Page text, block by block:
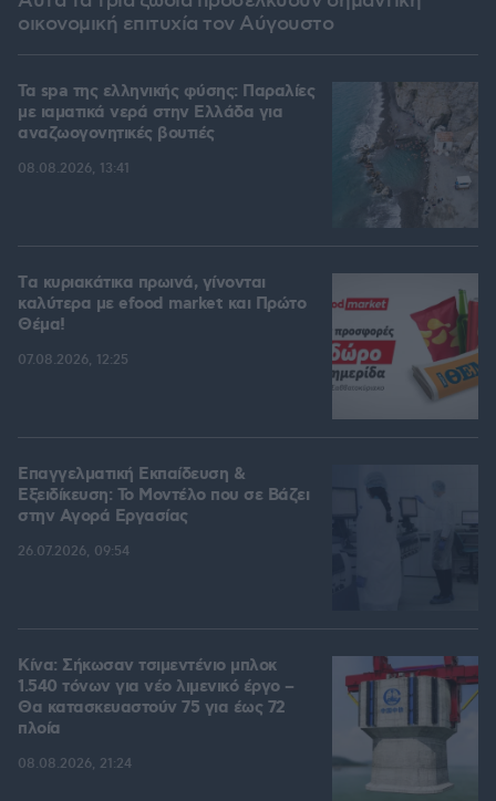
οικονομική επιτυχία τον Αύγουστο
Τα spa της ελληνικής φύσης: Παραλίες
με ιαματικά νερά στην Ελλάδα για
αναζωογονητικές βουτιές
08.08.2026, 13:41
Tα κυριακάτικα πρωινά, γίνονται
καλύτερα με efood market και Πρώτο
Θέμα!
07.08.2026, 12:25
Επαγγελματική Εκπαίδευση &
Εξειδίκευση: Το Mοντέλο που σε Bάζει
στην Aγορά Eργασίας
26.07.2026, 09:54
Κίνα: Σήκωσαν τσιμεντένιο μπλοκ
1.540 τόνων για νέο λιμενικό έργο –
Θα κατασκευαστούν 75 για έως 72
πλοία
08.08.2026, 21:24